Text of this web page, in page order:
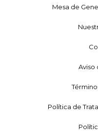
Mesa de
Aviso
Política de